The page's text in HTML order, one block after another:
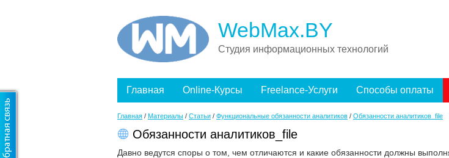
WebMax.BY
Студия информационных технологий
Главная Online-Курсы Freelance-Услуги Способы оплаты
Главная / Материалы / Статьи / Функциональные обязанности аналитиков / Обязанности аналитиков_file
Обязанности аналитиков_file
Давно ведутся споры о том, чем отличаются и какие обязанности должны